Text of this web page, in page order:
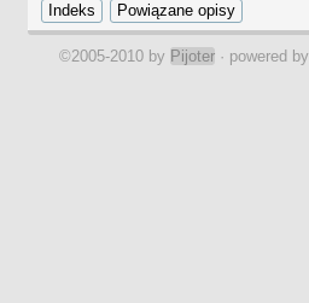
©2005-2010 by Pijoter · powered by